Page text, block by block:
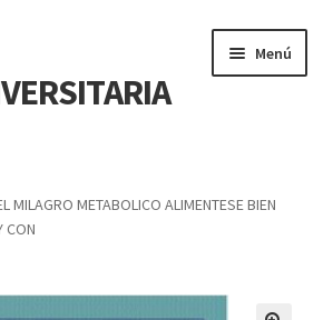
Menú
MILAGRO METABOLICO ALIMENTESE BIEN
CON